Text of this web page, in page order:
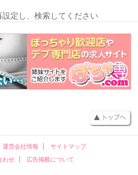
定し、検索してください
運営会社情報
サイトマップ
わせ
広告掲載について